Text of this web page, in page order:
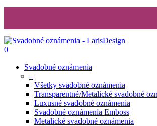
0
Svadobné oznámenia
–
Všetky svadobné oznámenia
Transparentné/Metalické svadobné
Luxusné svadobné oznámenia
Svadobné oznámenia Emboss
Metalické svadobné oznámenia